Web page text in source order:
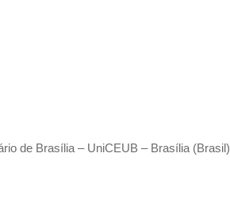
de Brasília – UniCEUB – Brasília (Brasil)